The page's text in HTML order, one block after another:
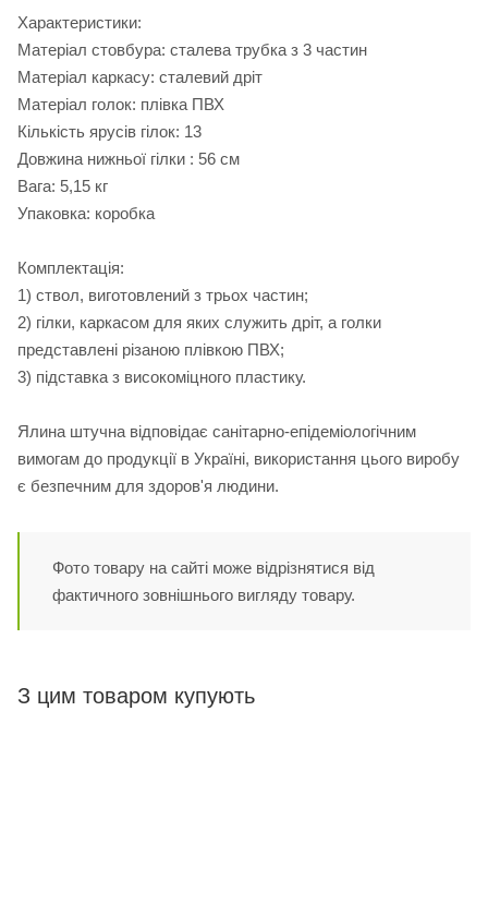
Характеристики:
Матеріал стовбура: сталева трубка з 3 частин
Матеріал каркасу: сталевий дріт
Матеріал голок: плівка ПВХ
Кількість ярусів гілок: 13
Довжина нижньої гілки : 56 см
Вага: 5,15 кг
Упаковка: коробка
Комплектація:
1) ствол, виготовлений з трьох частин;
2) гілки, каркасом для яких служить дріт, а голки
представлені різаною плівкою ПВХ;
3) підставка з високоміцного пластику.
Ялина штучна відповідає санітарно-епідеміологічним
вимогам до продукції в Україні, використання цього виробу
є безпечним для здоров'я людини.
Фото товару на сайті може відрізнятися від
фактичного зовнішнього вигляду товару.
З цим товаром купують